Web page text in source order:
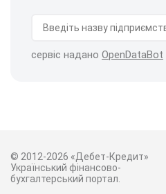
сервіс надано OpenDataBot
© 2012-2026 «Дебет-Кредит»
Український фінансово-
бухгалтерський портал.